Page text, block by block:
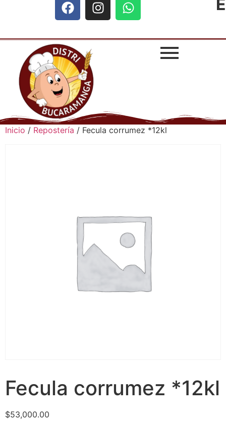
Inicio / Repostería / Fecula corrumez *12kl
Fecula corrumez *12kl
$53,000.00